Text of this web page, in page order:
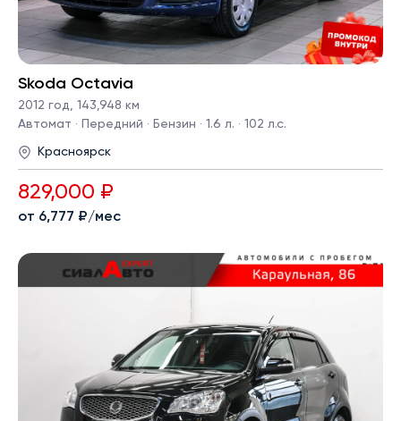
Skoda Octavia
2012 год, 143,948 км
Автомат · Передний · Бензин · 1.6 л. · 102 л.с.
Красноярск
829,000 ₽
от 6,777 ₽/мес